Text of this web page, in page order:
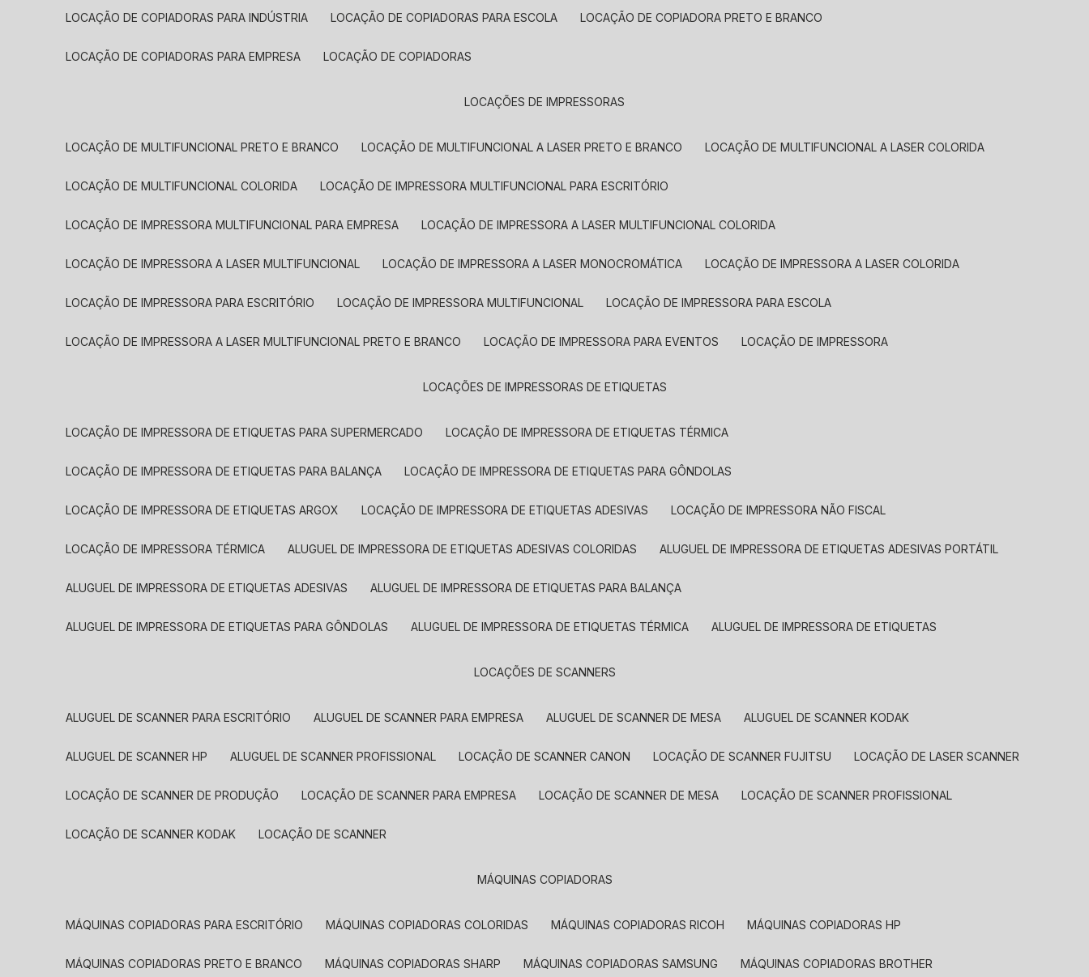
LOCAÇÃO DE COPIADORAS PARA INDÚSTRIA LOCAÇÃO DE COPIADORAS PARA ESCOLA LOCAÇÃO DE COPIADORA PRETO E BRANCO
LOCAÇÃO DE COPIADORAS PARA EMPRESA LOCAÇÃO DE COPIADORAS
LOCAÇÕES DE IMPRESSORAS
LOCAÇÃO DE MULTIFUNCIONAL PRETO E BRANCO LOCAÇÃO DE MULTIFUNCIONAL A LASER PRETO E BRANCO LOCAÇÃO DE MULTIFUNCIONAL A LASER COLORIDA
LOCAÇÃO DE MULTIFUNCIONAL COLORIDA LOCAÇÃO DE IMPRESSORA MULTIFUNCIONAL PARA ESCRITÓRIO
LOCAÇÃO DE IMPRESSORA MULTIFUNCIONAL PARA EMPRESA LOCAÇÃO DE IMPRESSORA A LASER MULTIFUNCIONAL COLORIDA
LOCAÇÃO DE IMPRESSORA A LASER MULTIFUNCIONAL LOCAÇÃO DE IMPRESSORA A LASER MONOCROMÁTICA LOCAÇÃO DE IMPRESSORA A LASER COLORIDA
LOCAÇÃO DE IMPRESSORA PARA ESCRITÓRIO LOCAÇÃO DE IMPRESSORA MULTIFUNCIONAL LOCAÇÃO DE IMPRESSORA PARA ESCOLA
LOCAÇÃO DE IMPRESSORA A LASER MULTIFUNCIONAL PRETO E BRANCO LOCAÇÃO DE IMPRESSORA PARA EVENTOS LOCAÇÃO DE IMPRESSORA
LOCAÇÕES DE IMPRESSORAS DE ETIQUETAS
LOCAÇÃO DE IMPRESSORA DE ETIQUETAS PARA SUPERMERCADO LOCAÇÃO DE IMPRESSORA DE ETIQUETAS TÉRMICA
LOCAÇÃO DE IMPRESSORA DE ETIQUETAS PARA BALANÇA LOCAÇÃO DE IMPRESSORA DE ETIQUETAS PARA GÔNDOLAS
LOCAÇÃO DE IMPRESSORA DE ETIQUETAS ARGOX LOCAÇÃO DE IMPRESSORA DE ETIQUETAS ADESIVAS LOCAÇÃO DE IMPRESSORA NÃO FISCAL
LOCAÇÃO DE IMPRESSORA TÉRMICA ALUGUEL DE IMPRESSORA DE ETIQUETAS ADESIVAS COLORIDAS ALUGUEL DE IMPRESSORA DE ETIQUETAS ADESIVAS PORTÁTIL
ALUGUEL DE IMPRESSORA DE ETIQUETAS ADESIVAS ALUGUEL DE IMPRESSORA DE ETIQUETAS PARA BALANÇA
ALUGUEL DE IMPRESSORA DE ETIQUETAS PARA GÔNDOLAS ALUGUEL DE IMPRESSORA DE ETIQUETAS TÉRMICA ALUGUEL DE IMPRESSORA DE ETIQUETAS
LOCAÇÕES DE SCANNERS
ALUGUEL DE SCANNER PARA ESCRITÓRIO ALUGUEL DE SCANNER PARA EMPRESA ALUGUEL DE SCANNER DE MESA ALUGUEL DE SCANNER KODAK
ALUGUEL DE SCANNER HP ALUGUEL DE SCANNER PROFISSIONAL LOCAÇÃO DE SCANNER CANON LOCAÇÃO DE SCANNER FUJITSU LOCAÇÃO DE LASER SCANNER
LOCAÇÃO DE SCANNER DE PRODUÇÃO LOCAÇÃO DE SCANNER PARA EMPRESA LOCAÇÃO DE SCANNER DE MESA LOCAÇÃO DE SCANNER PROFISSIONAL
LOCAÇÃO DE SCANNER KODAK LOCAÇÃO DE SCANNER
MÁQUINAS COPIADORAS
MÁQUINAS COPIADORAS PARA ESCRITÓRIO MÁQUINAS COPIADORAS COLORIDAS MÁQUINAS COPIADORAS RICOH MÁQUINAS COPIADORAS HP
MÁQUINAS COPIADORAS PRETO E BRANCO MÁQUINAS COPIADORAS SHARP MÁQUINAS COPIADORAS SAMSUNG MÁQUINAS COPIADORAS BROTHER